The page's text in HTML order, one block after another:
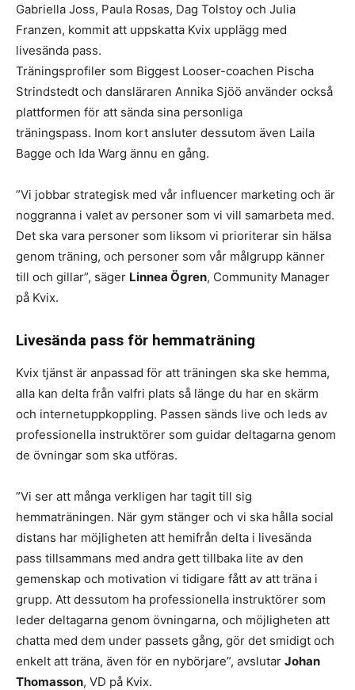
Gabriella Joss, Paula Rosas, Dag Tolstoy och Julia
Franzen, kommit att uppskatta Kvix upplägg med
livesända pass.
Träningsprofiler som Biggest Looser-coachen Pischa
Strindstedt och dansläraren Annika Sjöö använder också
plattformen för att sända sina personliga
träningspass. Inom kort ansluter dessutom även Laila
Bagge och Ida Warg ännu en gång.
”Vi jobbar strategisk med vår influencer marketing och är
noggranna i valet av personer som vi vill samarbeta med.
Det ska vara personer som liksom vi prioriterar sin hälsa
genom träning, och personer som vår målgrupp känner
till och gillar”, säger Linnea Ögren, Community Manager
på Kvix.
Livesända pass för hemmaträning
Kvix tjänst är anpassad för att träningen ska ske hemma,
alla kan delta från valfri plats så länge du har en skärm
och internetuppkoppling. Passen sänds live och leds av
professionella instruktörer som guidar deltagarna genom
de övningar som ska utföras.
”Vi ser att många verkligen har tagit till sig
hemmaträningen. När gym stänger och vi ska hålla social
distans har möjligheten att hemifrån delta i livesända
pass tillsammans med andra gett tillbaka lite av den
gemenskap och motivation vi tidigare fått av att träna i
grupp. Att dessutom ha professionella instruktörer som
leder deltagarna genom övningarna, och möjligheten att
chatta med dem under passets gång, gör det smidigt och
enkelt att träna, även för en nybörjare”, avslutar Johan
Thomasson, VD på Kvix.